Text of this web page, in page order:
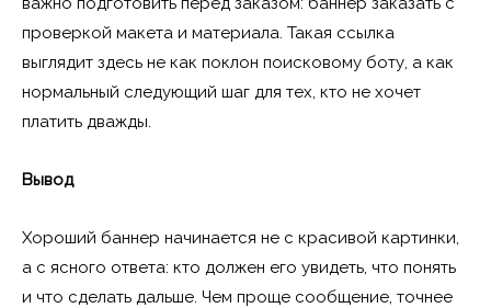
проверкой макета и материала. Такая ссылка
выглядит здесь не как поклон поисковому боту, а как
нормальный следующий шаг для тех, кто не хочет
платить дважды.
Вывод
Хороший баннер начинается не с красивой картинки,
а с ясного ответа: кто должен его увидеть, что понять
и что сделать дальше. Чем проще сообщение, точнее